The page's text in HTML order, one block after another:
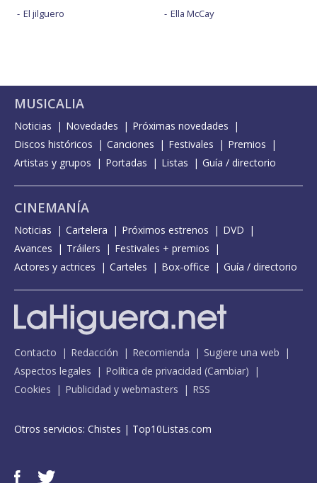
El jilguero
Ella McCay
MUSICALIA
Noticias Novedades
Próximas novedades
Discos históricos
Canciones Festivales
Premios
Artistas y grupos
Portadas Listas Guía / directorio
CINEMANÍA
Noticias Cartelera Próximos estrenos
DVD
Avances
Tráilers
Festivales + premios
Actores y actrices
Carteles Box-office Guía / directorio
Contacto Redacción Recomienda
Sugiere una web
Aspectos legales
Política de privacidad (Cambiar)
Cookies
Publicidad y webmasters RSS
Otros servicios: Chistes | Top10Listas.com